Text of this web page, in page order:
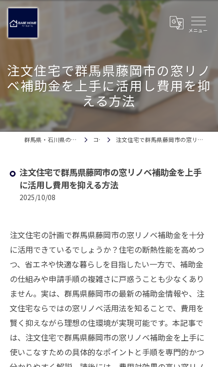
注文住宅で群馬県藤岡市の窓リノ
ベ補助金を上手に活用し費用を抑
える方法
群馬県・石川県の注文住宅ならベースホーム コラム 注文住宅で群馬県藤岡市の窓リノベ補助金を上手に活用し費用を抑える方法
注文住宅で群馬県藤岡市の窓リノベ補助金を上手
に活用し費用を抑える方法
2025/10/08
注文住宅の計画で群馬県藤岡市の窓リノベ補助金を十分
に活用できているでしょうか？住宅の断熱性能を高めつ
つ、省エネや快適な暮らしを目指したい一方で、補助金
の仕組みや申請手順の複雑さに戸惑うことも少なくあり
ません。実は、群馬県藤岡市の最新の補助金情報や、注
文住宅ならではの窓リノベ活用法を知ることで、費用を
賢く抑えながら理想の住環境が実現可能です。本記事で
は、注文住宅で群馬県藤岡市の窓リノベ補助金を上手に
使いこなすための具体的なポイントと手順を専門的かつ